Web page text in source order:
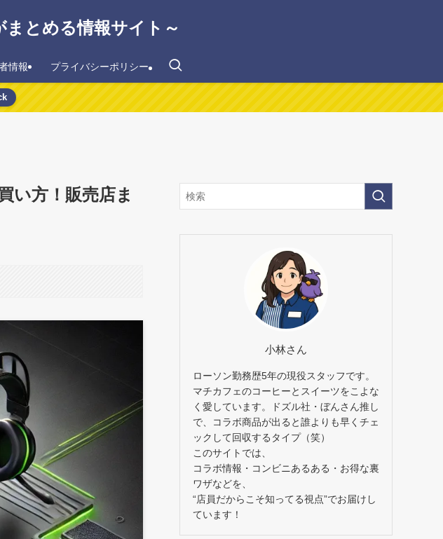
とめる情報サイト～
情報 プライバシーポリシー
い方！販売店ま
小林さん
ローソン勤務歴5年の現役スタッフです。
マチカフェのコーヒーとスイーツをこよな
く愛しています。ドズル社・ぼんさん推し
で、コラボ商品が出ると誰よりも早くチェ
ックして回収するタイプ（笑）
このサイトでは、
コラボ情報・コンビニあるある・お得な裏
ワザなどを、
“店員だからこそ知ってる視点”でお届けし
ています！